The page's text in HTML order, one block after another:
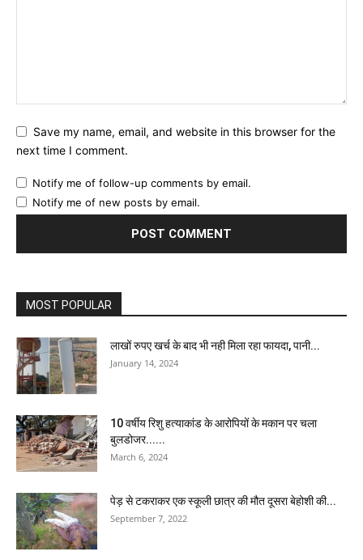
Save my name, email, and website in this browser for the
next time I comment.
Notify me of follow-up comments by email.
Notify me of new posts by email.
MOST POPULAR
लाखों रुपए खर्च के बाद भी नही मिला रहा फायदा, पानी...
January 14, 2024
10 वर्षीय रिशु हत्याकांड के आरोपियों के मकान पर चला
बुलडोजर......
March 6, 2024
पेड़ से टकराकर एक स्कूली छात्र की मौत दूसरा बेहोशी की...
September 7, 2022